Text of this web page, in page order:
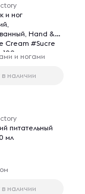
и ног
Hand &
Cream #Sucre
мл
и ногами
в наличии
питательный
мл
в наличии